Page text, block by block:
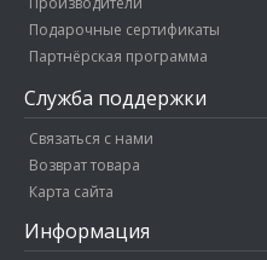
Подарочные сертификаты
Партнёрская программа
Служба поддержки
Связаться с нами
Возврат товара
Карта сайта
Информация